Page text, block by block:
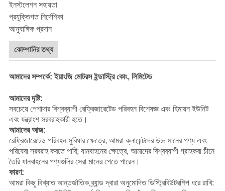
ইনস্টলেশন সহায়তা
প্রযুক্তিগত নির্দেশিকা
আনুষাঙ্গিক প্রদান
কোম্পানির তথ্য
আমাদের সম্পর্কে: ইয়াংজি মোটরস ইন্ডাস্ট্রি কোং, লিমিটেড
আমাদের দৃষ্টি:
সবচেয়ে পেশাদার বিশ্বব্যাপী রেফ্রিজারেটেড পরিবহন বিশেষজ্ঞ এবং হিমায়ন ইউনিট
এবং যন্ত্রাংশ সরবরাহকারী হতে।
আমাদের আজ:
রেফ্রিজারেটেড পরিবহন সুবিধার ক্ষেত্রে, আমরা ক্লায়েন্টদের উচ্চ মানের পণ্য এবং
পরিষেবা সরবরাহ করতে পারি; যানবাহনের ক্ষেত্রে, আমাদের বিশ্বব্যাপী গ্রাহকরা চীনে
তৈরি যানবাহনের পণ্যগুলির সেরা মানের পেতে পারেন।
কারণ:
আমরা কিছু বিখ্যাত আন্তর্জাতিক ব্র্যান্ড দ্বারা অনুমোদিত ডিস্ট্রিবিউটরশিপ ধরে রাখি: